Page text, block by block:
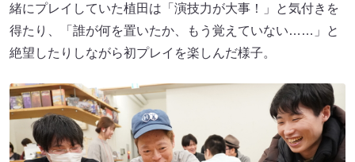
緒にプレイしていた植田は「演技力が大事！」と気付きを
得たり、「誰が何を置いたか、もう覚えていない……」と
絶望したりしながら初プレイを楽しんだ様子。